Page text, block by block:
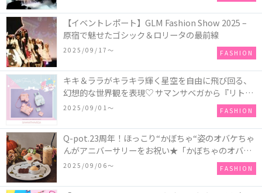
【イベントレポート】GLM Fashion Show 2025 –
原宿で魅せたゴシック＆ロリータの最前線
2025/09/17〜 FASHION
キキ＆ララがキラキラ輝く星空を自由に飛び回る、
幻想的な世界観を表現♡ サマンサベガから『リトル
ツインスターズ』50周年アニバーサリーイヤー』を
2025/09/01〜 FASHION
Q-pot.23周年！ほっこり“かぼちゃ“姿のオバケちゃ
んがアニバーサリーをお祝い★「かぼちゃのオバケ
ーキアクセサリー」が新発売！Q-pot CAFE.では
「かぼちゃのオバケーキプレート」も登場
2025/09/06〜 FASHION